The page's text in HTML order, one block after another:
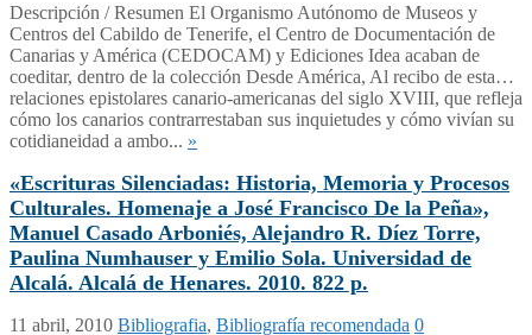
Descripción / Resumen El Organismo Autónomo de Museos y
Centros del Cabildo de Tenerife, el Centro de Documentación de
Canarias y América (CEDOCAM) y Ediciones Idea acaban de
coeditar, dentro de la colección Desde América, Al recibo de esta…
relaciones epistolares canario-americanas del siglo XVIII, que refleja
cómo los canarios contrarrestaban sus inquietudes y cómo vivían su
cotidianeidad a ambo... »
«Escrituras Silenciadas: Historia, Memoria y Procesos
Culturales. Homenaje a José Francisco De la Peña»,
Manuel Casado Arboniés, Alejandro R. Díez Torre,
Paulina Numhauser y Emilio Sola. Universidad de
Alcalá. Alcalá de Henares. 2010. 822 p.
11 abril, 2010 Bibliografia, Bibliografía recomendada 0